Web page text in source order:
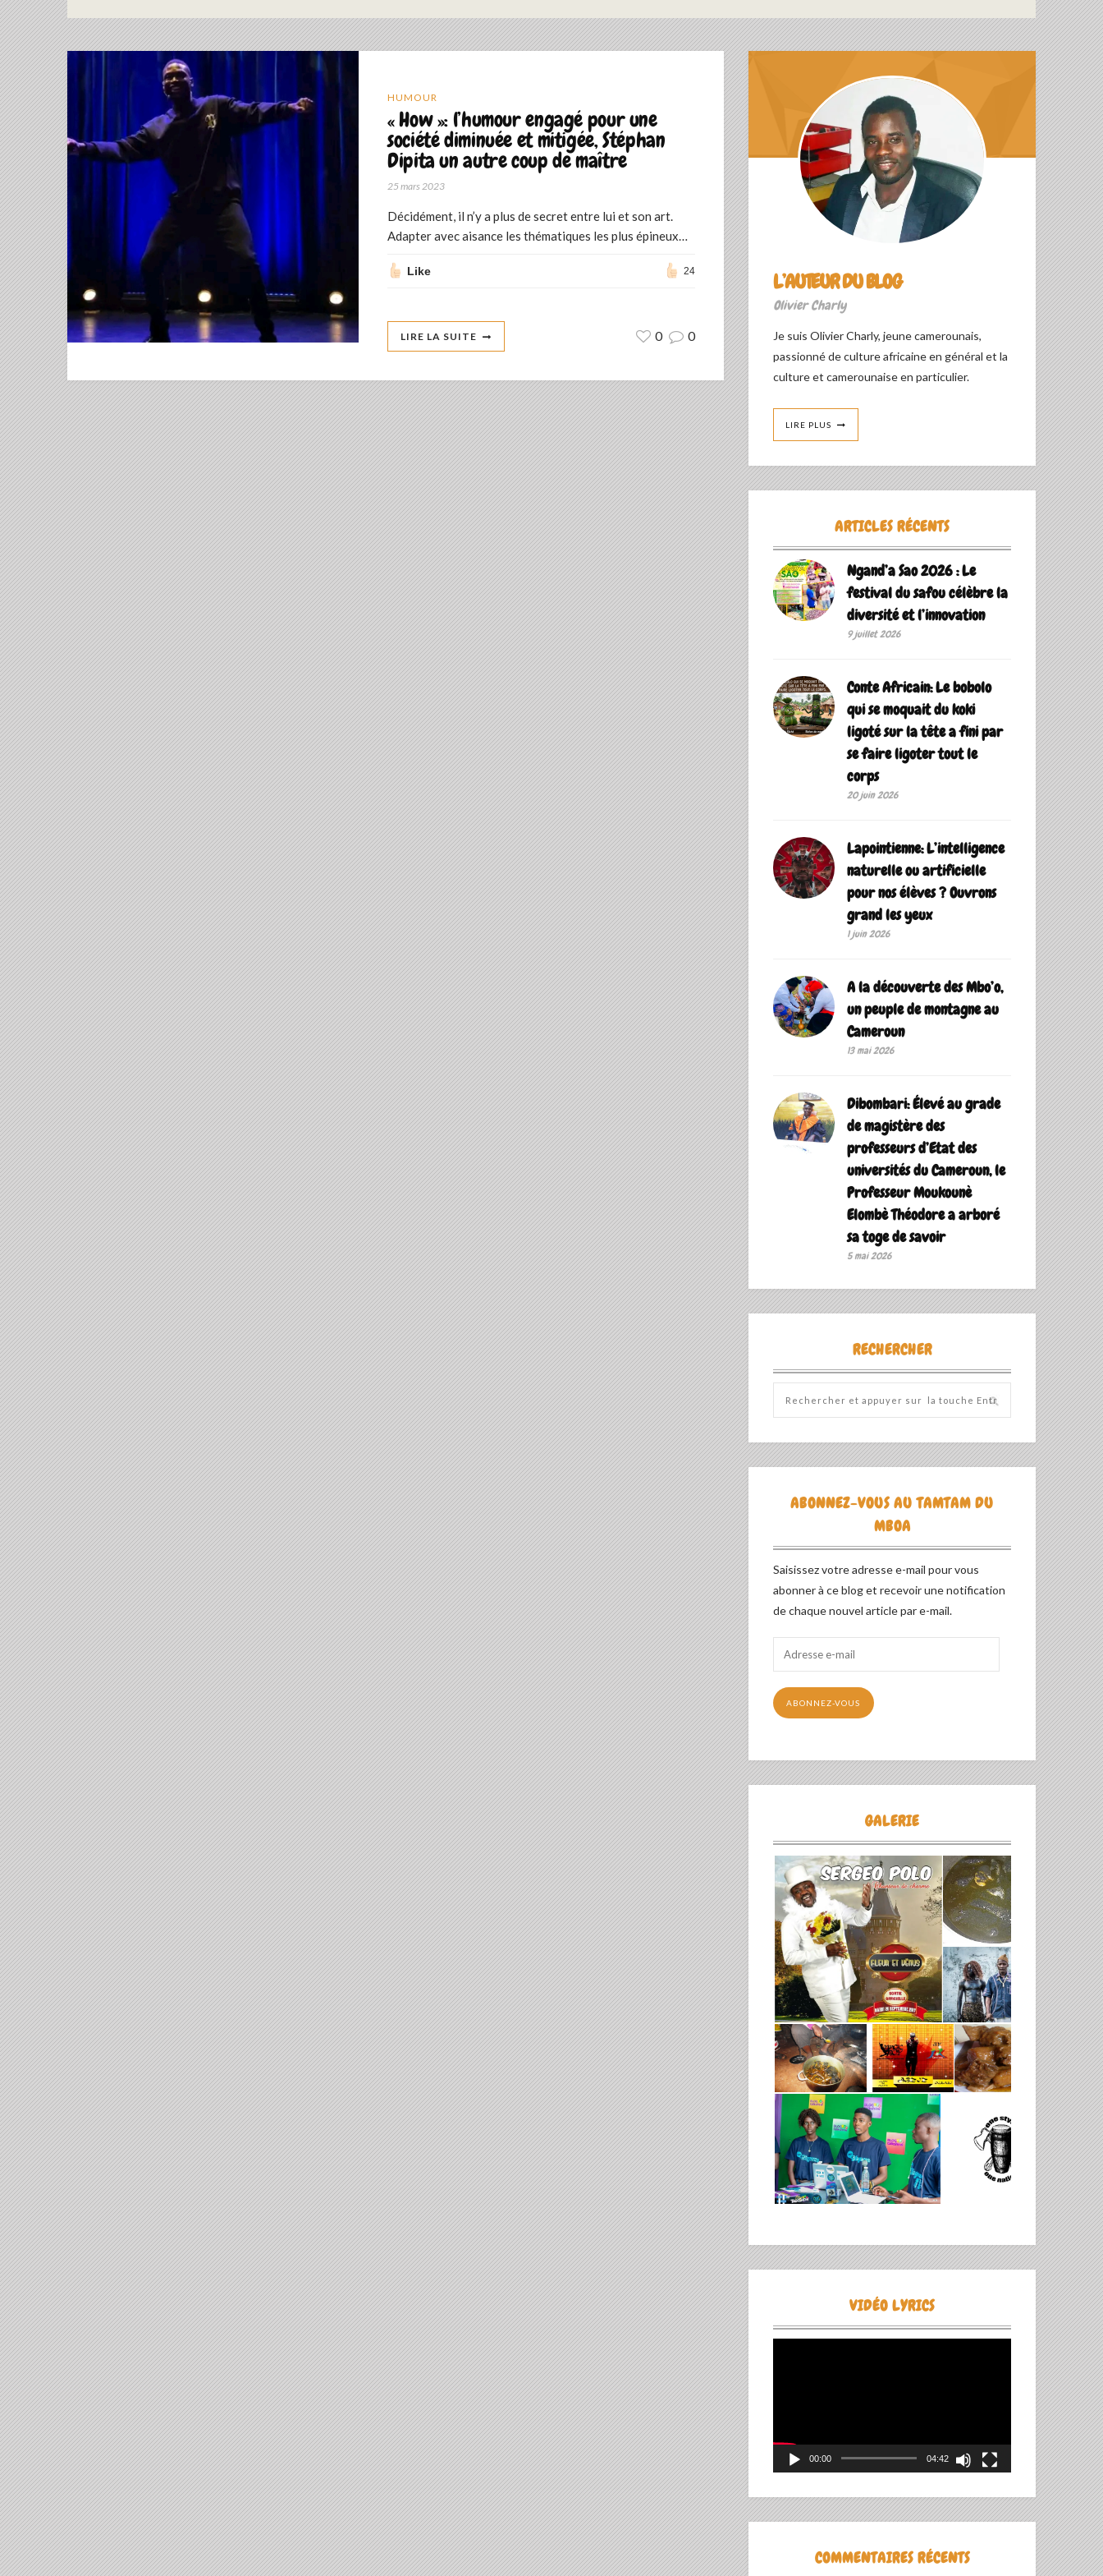
HUMOUR
« How »: l’humour engagé pour une
société diminuée et mitigée, Stéphan
Dipita un autre coup de maître
25 mars 2023
Décidément, il n’y a plus de secret entre lui et son art.
Adapter avec aisance les thématiques les plus épineux…
Like 24
LIRE LA SUITE 0 0
L’AUTEUR DU BLOG
Olivier Charly
Je suis Olivier Charly, jeune camerounais,
passionné de culture africaine en général et la
culture et camerounaise en particulier.
LIRE PLUS
ARTICLES RÉCENTS
Ngand’a Sao 2026 : Le
festival du safou célèbre la
diversité et l’innovation
9 juillet 2026
Conte Africain: Le bobolo
qui se moquait du koki
ligoté sur la tête a fini par
se faire ligoter tout le
corps
20 juin 2026
Lapointienne: L’intelligence
naturelle ou artificielle
pour nos élèves ? Ouvrons
grand les yeux
1 juin 2026
A la découverte des Mbo’o,
un peuple de montagne au
Cameroun
13 mai 2026
Dibombari: Élevé au grade
de magistère des
professeurs d’Etat des
universités du Cameroun, le
Professeur Moukounè
Elombè Théodore a arboré
sa toge de savoir ‎
5 mai 2026
RECHERCHER
ABONNEZ-VOUS AU TAMTAM DU
MBOA
Saisissez votre adresse e-mail pour vous
abonner à ce blog et recevoir une notification
de chaque nouvel article par e-mail.
mail
ABONNEZ-VOUS
GALERIE
VIDÉO LYRICS
00:00 04:42
COMMENTAIRES RÉCENTS